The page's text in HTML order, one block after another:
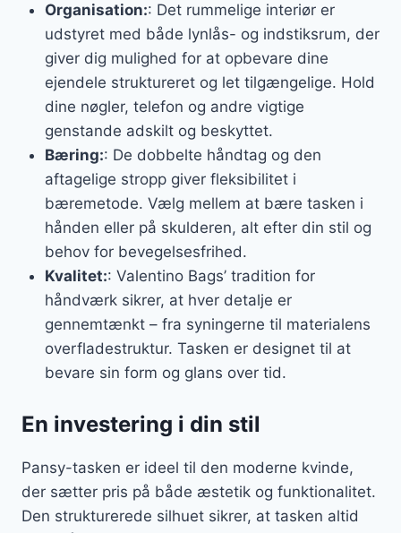
Organisation:: Det rummelige interiør er
udstyret med både lynlås- og indstiksrum, der
giver dig mulighed for at opbevare dine
ejendele struktureret og let tilgængelige. Hold
dine nøgler, telefon og andre vigtige
genstande adskilt og beskyttet.
Bæring:: De dobbelte håndtag og den
aftagelige stropp giver fleksibilitet i
bæremetode. Vælg mellem at bære tasken i
hånden eller på skulderen, alt efter din stil og
behov for bevegelsesfrihed.
Kvalitet:: Valentino Bags’ tradition for
håndværk sikrer, at hver detalje er
gennemtænkt – fra syningerne til materialens
overfladestruktur. Tasken er designet til at
bevare sin form og glans over tid.
En investering i din stil
Pansy-tasken er ideel til den moderne kvinde,
der sætter pris på både æstetik og funktionalitet.
Den strukturerede silhuet sikrer, at tasken altid